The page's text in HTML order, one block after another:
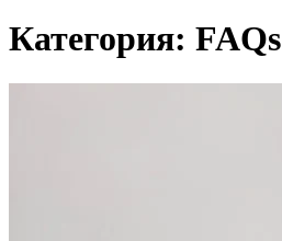
Категория: FAQs